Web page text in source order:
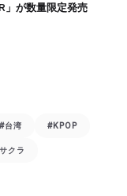
」が数量限定発売
#台湾 #KPOP
クラ